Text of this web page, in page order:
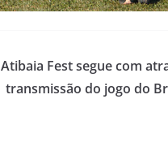
Atibaia Fest segue com
transmissão do jogo do